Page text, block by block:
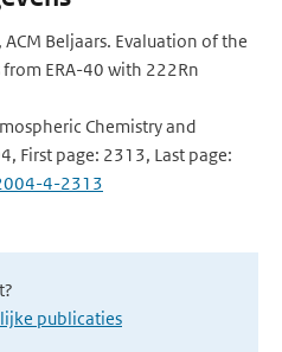
ACM Beljaars. Evaluation of the
ERA-40 with 222Rn
Chemistry and
First page: 2313, Last page:
4-2313
publicaties